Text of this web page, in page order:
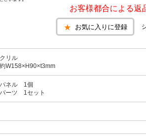
お客様都合による返
お気に入りに登録
リル
W158×H90×t3mm
パネル 1個
ーツ 1セット